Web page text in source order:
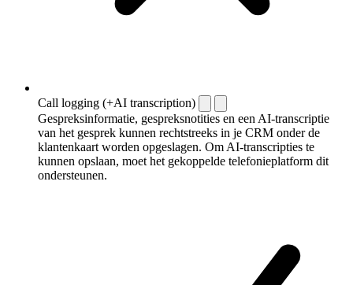
Call logging (+AI transcription)
Gespreksinformatie, gespreksnotities en een AI-transcriptie
van het gesprek kunnen rechtstreeks in je CRM onder de
klantenkaart worden opgeslagen. Om AI-transcripties te
kunnen opslaan, moet het gekoppelde telefonieplatform dit
ondersteunen.